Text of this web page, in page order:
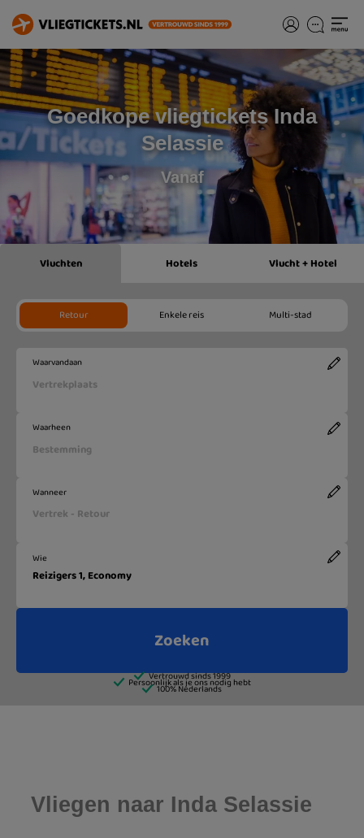
Goedkope vliegtickets Inda
Selassie
Vanaf
Vliegen naar Inda Selassie